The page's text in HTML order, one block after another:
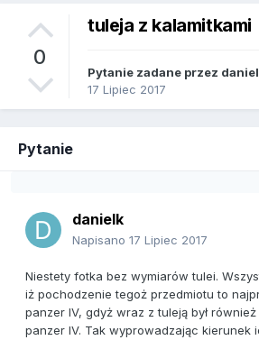
0
tuleja z kalamitkami
Pytanie zadane przez
17 Lipiec 2017
Pytanie
danielk
Napisano 17 Lipiec 2017
Niestety fotka bez wymiarów tulei.
iż pochodzenie tegoż przedmiotu to
panzer IV, gdyż wraz z tuleją był również
panzer IV. Tak wyprowadzając kierunek